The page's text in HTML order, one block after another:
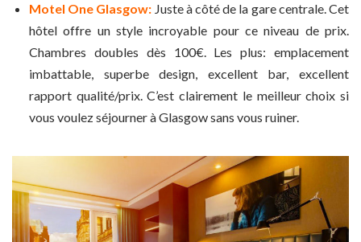
Motel One Glasgow: Juste à côté de la gare centrale. Cet
hôtel offre un style incroyable pour ce niveau de prix.
Chambres doubles dès 100€. Les plus: emplacement
imbattable, superbe design, excellent bar, excellent
rapport qualité/prix. C’est clairement le meilleur choix si
vous voulez séjourner à Glasgow sans vous ruiner.